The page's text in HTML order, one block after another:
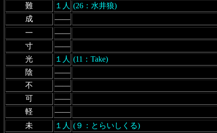
難
１人 (26：水井狼)
成
――
一
――
寸
――
光
１人 (11：Take)
陰
――
不
――
可
――
軽
――
未
１人 (９：とらいしくる)